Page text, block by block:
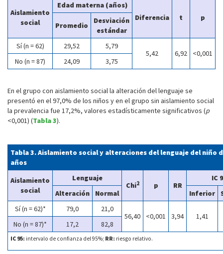
Aislamiento
social
Edad materna (años)
Diferencia
t
p
Promedio
Desviación
estándar
Sí (n = 62)
29,52
5,79
5,42
6,92
<0,001
No (n = 87)
24,09 3,75
En el grupo con aislamiento social la alteración del lenguaje se
presentó en el 97,0% de los niños y en el grupo sin aislamiento social
la prevalencia fue 17,2%, valores estadísticamente significativos (p
<0,001) (Tabla 3).
Tabla 3. Aislamiento social y alteraciones del lenguaje del niño
años
Aislamiento
social
Lenguaje
Chi2 p RR
IC
Alteración
Normal Inferior
Sí (n = 62)*
79,0
21,0
56,40
<0,001 3,94
1,41
No (n = 87)*
17,2 82,8
IC 95: intervalo de confianza del 95%; RR: riesgo relativo.